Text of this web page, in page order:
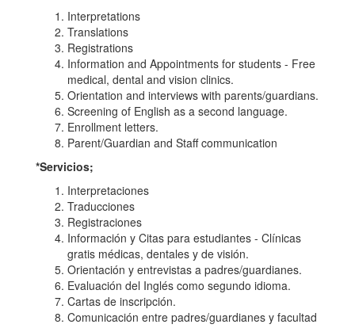
Interpretations
Translations
Registrations
Information and Appointments for students - Free
medical, dental and vision clinics.
Orientation and interviews with parents/guardians.
Screening of English as a second language.
Enrollment letters.
Parent/Guardian and Staff communication
*Servicios;
Interpretaciones
Traducciones
Registraciones
Información y Citas para estudiantes - Clínicas
gratis médicas, dentales y de visión.
Orientación y entrevistas a padres/guardianes.
Evaluación del Inglés como segundo idioma.
Cartas de inscripción.
Comunicación entre padres/guardianes y facultad